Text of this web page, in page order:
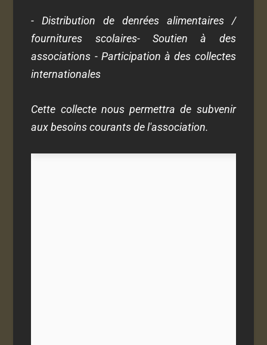
- Distribution de denrées alimentaires /
fournitures scolaires- Soutien à des
associations - Participation à des collectes
internationales
Cette collecte nous permettra de subvenir
aux besoins courants de l'association.